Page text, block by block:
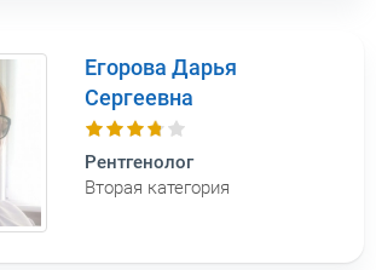
Егорова Дарья
Сергеевна
Рентгенолог
Вторая категория